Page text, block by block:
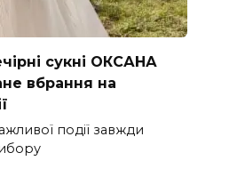
сукні ОКСАНА
вбрання на
події завжди